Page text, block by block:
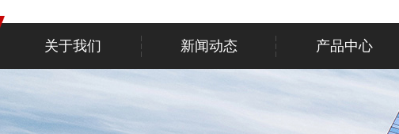
关于我们 新闻动态 产品中心